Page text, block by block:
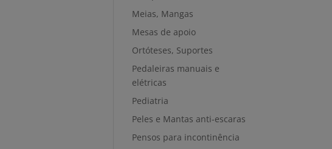
Meias, Mangas
Mesas de apoio
Ortóteses, Suportes
Pedaleiras manuais e
elétricas
Pediatria
Peles e Mantas anti-escaras
Pensos para incontinência